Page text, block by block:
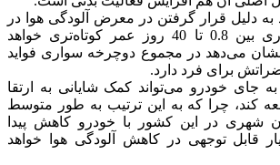
دلیل قرار گرفتن در معرض آلودگی هوا در
هنگام دوچرخه سواری بین 0.8 تا 40 روز عمر کوتاه‌تری خواهد
می‌دهد در مجموع دوچرخه سواری فواید
برای فرد دارد.
جای خودرو می‌تواند کمک شایانی به ارتقا
کند، چرا که به این ترتیب به طور متوسط
شهری در این کشور با خودرو کاهش پیدا
قابل توجهی در کاهش آلودگی هوا خواهد